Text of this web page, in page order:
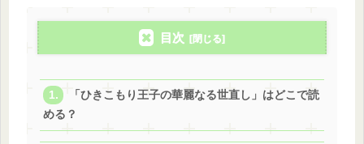
目次
「ひきこもり王子の華麗なる世直し」はどこで読
める？